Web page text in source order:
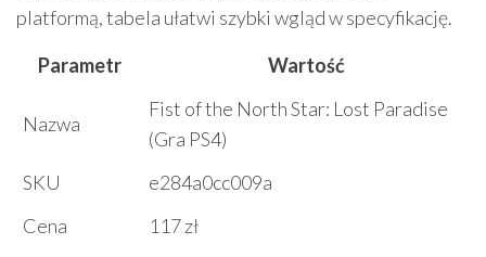
platformą, tabela ułatwi szybki wgląd w specyfikację.
Parametr
Wartość
Nazwa
Fist of the North Star: Lost Paradise
(Gra PS4)
SKU
e284a0cc009a
Cena
117 zł